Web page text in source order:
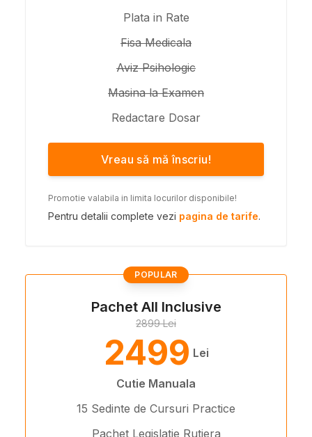
Plata in Rate
Fisa Medicala
Aviz Psihologic
Masina la Examen
Redactare Dosar
Vreau să mă înscriu!
Promotie valabila in limita locurilor disponibile!
Pentru detalii complete vezi pagina de tarife.
POPULAR
Pachet All Inclusive
2899 Lei
2499 Lei
Cutie Manuala
15 Sedinte de Cursuri Practice
Pachet Legislatie Rutiera